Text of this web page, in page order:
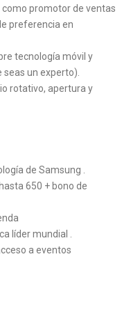
promotor de ventas
preferencia en
tecnología móvil y
un experto).
rotativo, apertura y
de Samsung .
650 + bono de
líder mundial .
a eventos